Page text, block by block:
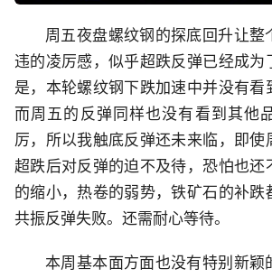
周五夜盘螺纹钢的探底回升让整
违的凌厉感，似乎超跌反弹已经成为
是，本轮螺纹钢下跌加速中并没有看
而周五的反弹同样也没有看到其他
厉，所以我触底反弹还未来临，即使
超跌后对反弹的迫不及待，恐怕也还
的缩小，热卷的弱势，铁矿石的补跌
共振反弹失败。还需耐心等待。
本周基本面方面也没有特别新颖